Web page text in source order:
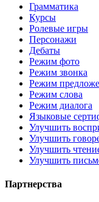
Грамматика
Курсы
Ролевые игры
Персонажи
Дебаты
Режим фото
Режим звонка
Режим
Режим слова
Режим диалога
Языковые
Улучшить
Улучшить
Улучшить
Улучшить
Партнерства